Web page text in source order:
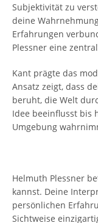
Subjektivität zu
deine
Erfahrungen
Plessner eine
Kant prägte das
Ansatz zeigt, dass
beruht, die Welt
Idee beeinflusst bis
Umgebung
Helmuth Plessner
kannst. Deine
persönlichen
Sichtweise